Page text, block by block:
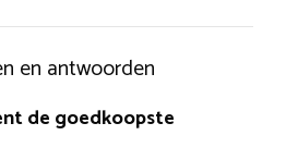
en antwoorden
de goedkoopste